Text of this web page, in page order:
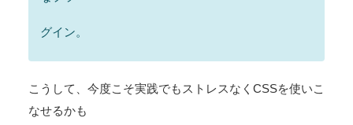
グイン。
こうして、今度こそ実践でもストレスなくCSSを使いこ
なせるかも